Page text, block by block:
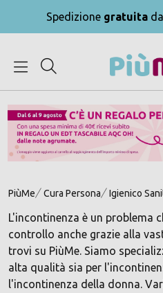
Spedizione gratuita
PiùMe Cura Persona Igienico
L'incontinenza è un problema
controllo anche grazie alla
trovi su PiùMe. Siamo
alta qualità sia per
l'incontinenza della donna.